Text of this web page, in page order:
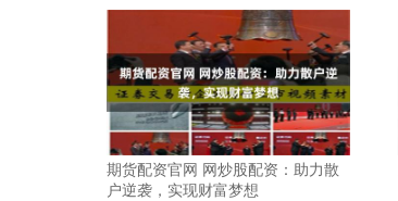
期货配资官网 网炒股配资：助力散
户逆袭，实现财富梦想